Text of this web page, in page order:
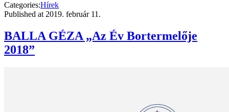
Categories:Hírek
Published at 2019. február 11.
BALLA GÉZA „Az Év Bortermelője
2018”